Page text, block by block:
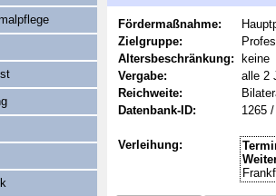
Fördermaßnahme:
Zielgruppe:
Altersbeschränkung:
keine
Vergabe:
alle 2
Reichweite:
Datenbank-ID:
1265
Verleihung: